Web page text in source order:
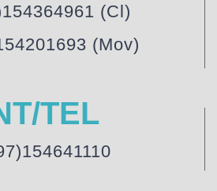
(Cl)
(Mov)
TEL